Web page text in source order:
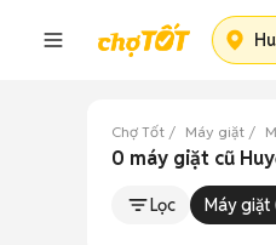
Chợ Tốt Máy giặt
0 máy giặt cũ
Lọc Máy giặt